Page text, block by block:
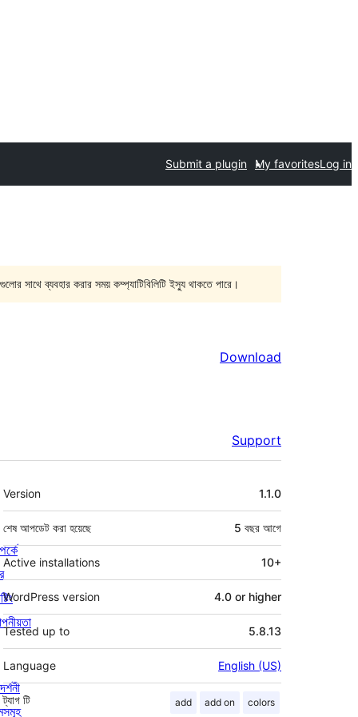
Submit a plugin My favoritesLog in
সাথে ব্যবহার করার সময় কম্প্যাটিবিলিটি ইস্যু থাকতে পারে।
Download
Support
মেটা
Version 1.1.0
শেষ আপডেট করা হয়েছে 5 বছর আগে
Active installations 10+
WordPress version 4.0 or higher
Tested up to 5.8.13
Language English (US)
ট্যাগ add add on colors
টি